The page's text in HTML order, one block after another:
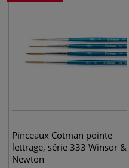
Pinceaux Cotman pointe
lettrage, série 333 Winsor &
Newton